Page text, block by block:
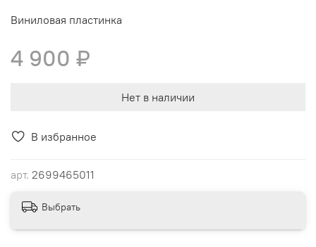
В избранное
арт. 2699465011
Виниловая пластинка
4 900 ₽
Нет в наличии
Выбрать